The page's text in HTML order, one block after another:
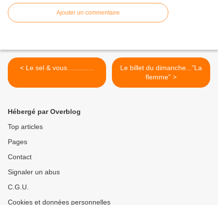
Ajouter un commentaire
< Le sel & vous..............
Le billet du dimanche..."La
flemme" >
Hébergé par Overblog
Top articles
Pages
Contact
Signaler un abus
C.G.U.
Cookies et données personnelles